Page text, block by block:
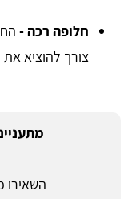
חלופה רכה -
צורך להוציא
השאירו